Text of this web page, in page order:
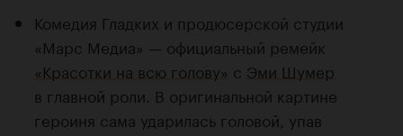
Комедия Гладких и продюсерской студии
«Марс Медиа» — официальный ремейк
«Красотки на всю голову» с Эми Шумер
в главной роли. В оригинальной картине
героиня сама ударилась головой, упав